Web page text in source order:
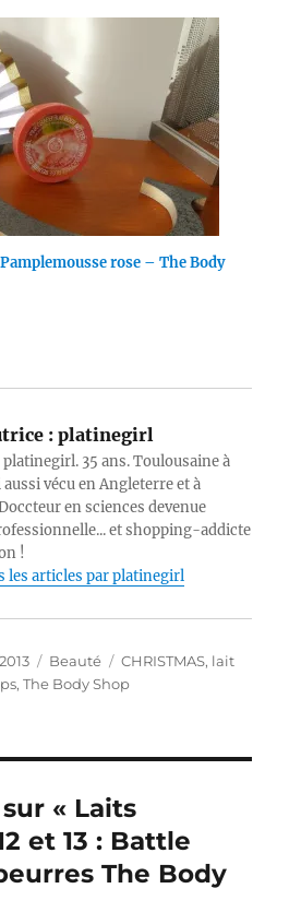
rose – The Body
: platinegirl
platinegirl. 35 ans. Toulousaine à
vécu en Angleterre et à
en sciences devenue
et shopping-addicte
!
les articles par platinegirl
Catégories
Beauté Étiquettes
CHRISTMAS, lait
,The Body Shop
« Laits
et 13 : Battle
The Body